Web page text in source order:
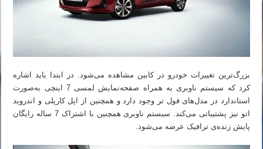
بزرگ‌ترین تغییرات خودرو در کابین مشاهده می‌شود. در ابتدا باید اشاره
کرد که سیستم ناوبری به همراه صفحه‌نمایش لمسی 7 اینچی به‌صورت
استاندارد در مدل‌های فول تر وجود دارد و همچنین از اپل کارپلی و اندروید
اتو نیز پشتیبانی می‌کند. سیستم ناوبری همچنین با اشتراک 7 ساله رایگان
پایش زنده‌ی ترافیک عرضه می‌شود.